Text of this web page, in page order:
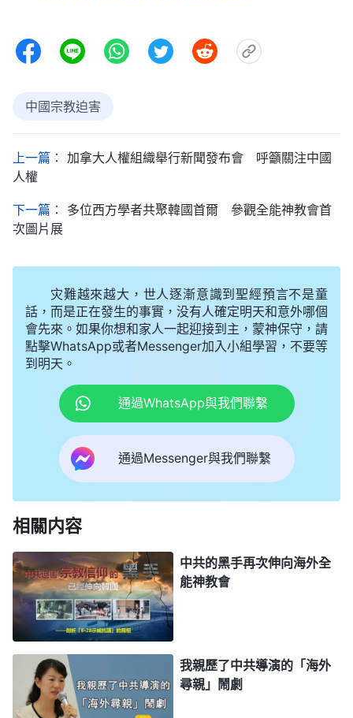
中國宗教迫害
上一篇： 加拿大人權組織舉行新聞發布會 呼籲關注中國
人權
下一篇： 多位西方學者共聚韓國首爾 參觀全能神教會首
次圖片展
灾難越來越大，世人逐漸意識到聖經預言不是童
話，而是正在發生的事實，没有人確定明天和意外哪個
會先來。如果你想和家人一起迎接到主，蒙神保守，請
點擊WhatsApp或者Messenger加入小組學習，不要等
到明天。
通過WhatsApp與我們聯繫
通過Messenger與我們聯繫
相關内容
中共的黑手再次伸向海外全
能神教會
我親歷了中共導演的「海外
尋親」鬧劇